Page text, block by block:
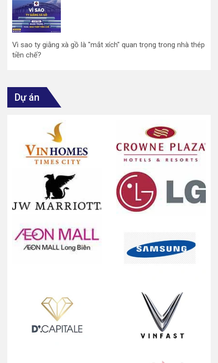
Vì sao ty giằng xà gồ là "mắt xích" quan trọng trong nhà thép
tiền chế?
Dự án